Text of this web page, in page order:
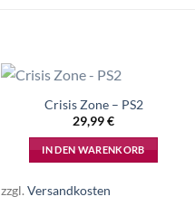
Crisis Zone – PS2
29,99€
IN DEN WARENKORB
zzgl. Versandkosten